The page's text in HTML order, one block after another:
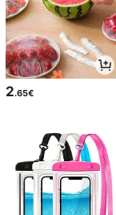
2.65€